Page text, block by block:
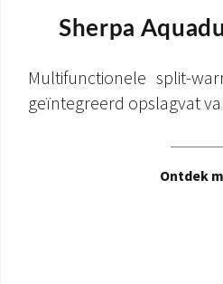
Sherpa
Multifunctionele split-
geïntegreerd opslagvat
Ontdek